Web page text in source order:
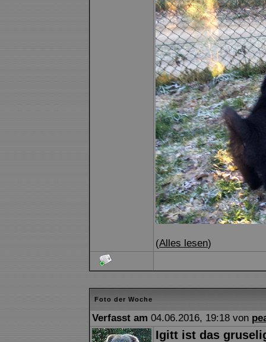
(Alles lesen)
Foto der Woche
Verfasst am 04.06.2016, 19:18 von
Igitt ist das